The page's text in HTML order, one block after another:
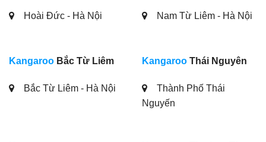
Hoài Đức - Hà Nội Nam Từ Liêm - Hà Nội
Kangaroo Bắc Từ Liêm
Bắc Từ Liêm - Hà Nội
Kangaroo Thái Nguyên
Thành Phố Thái
Nguyến